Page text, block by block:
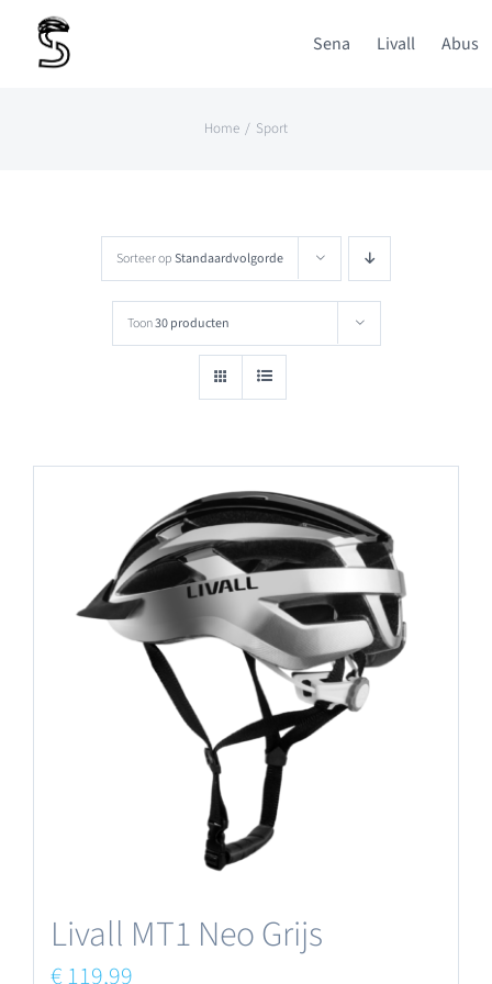
naar
Sena Livall Abus
Home Sport
Sorteer opStandaardvolgorde
Toon30 producten
Livall MT1 Neo Grijs
€119,99